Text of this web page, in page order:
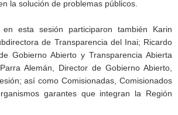
la solución de problemas públicos.
esta sesión participaron también Karin
de Transparencia del Inai; Ricardo
Gobierno Abierto y Transparencia Abierta
Alemán, Director de Gobierno Abierto,
así como Comisionadas, Comisionados
garantes que integran la Región